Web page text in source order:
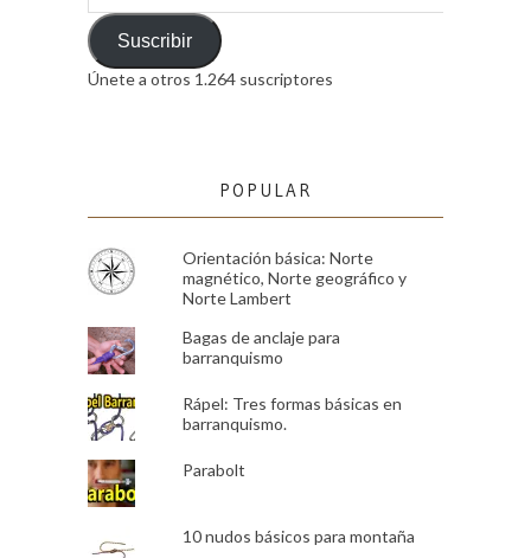
de
emailSuscribir
Únete a otros 1.264 suscriptores
POPULAR
Orientación básica: Norte
magnético, Norte geográfico y
Norte Lambert
Bagas de anclaje para
barranquismo
Rápel: Tres formas básicas en
barranquismo.
Parabolt
10 nudos básicos para montaña